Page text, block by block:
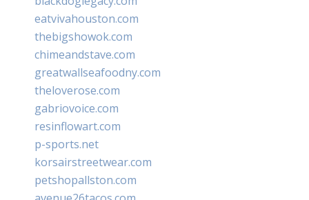
eatvivahouston.com
thebigshowok.com
chimeandstave.com
greatwallseafoodny.com
theloverose.com
gabriovoice.com
resinflowart.com
p-sports.net
korsairstreetwear.com
petshopallston.com